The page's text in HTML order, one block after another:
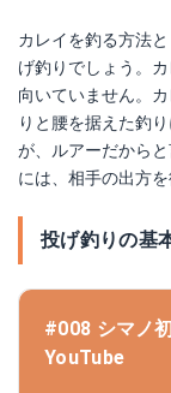
カレイを釣る方法
げ釣りでしょう。
向いていません。
りと腰を据えた釣
が、ルアーだから
には、相手の出方
投げ釣りの基
#008 シマノ
YouTube